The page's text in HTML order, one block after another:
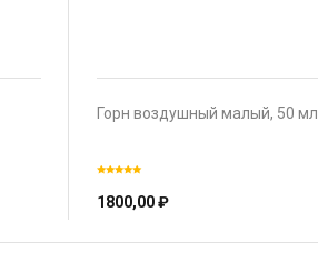
Горн воздушный малый, 50 мл
1800,00₽